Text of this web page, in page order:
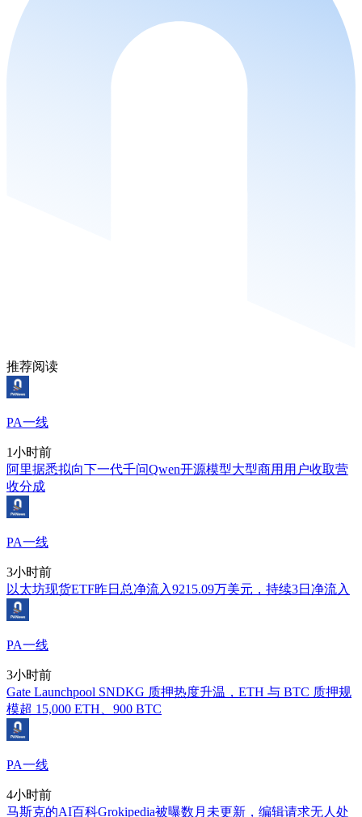
推荐阅读
PA一线
1小时前
阿里据悉拟向下一代千问Qwen开源模型大型商用用户收取营
收分成
PA一线
3小时前
以太坊现货ETF昨日总净流入9215.09万美元，持续3日净流入
PA一线
3小时前
Gate Launchpool SNDKG 质押热度升温，ETH 与 BTC 质押规
模超 15,000 ETH、900 BTC
PA一线
4小时前
马斯克的AI百科Grokipedia被曝数月未更新，编辑请求无人处